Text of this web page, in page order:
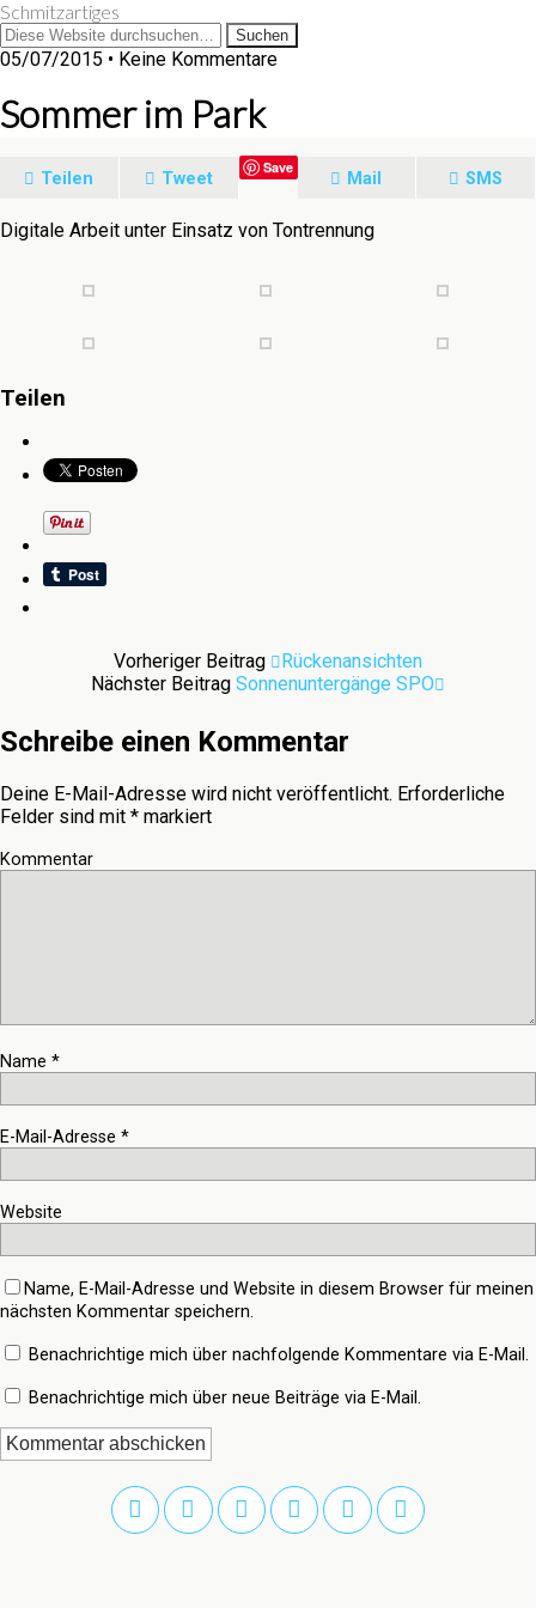
Schmitzartiges
05/07/2015 • Keine Kommentare
Sommer im Park
Teilen Tweet
Save
Mail SMS
Digitale Arbeit unter Einsatz von Tontrennung
Teilen
Vorheriger Beitrag
Rückenansichten
Nächster Beitrag Sonnenuntergänge SPO
Schreibe einen Kommentar
Deine E-Mail-Adresse wird nicht veröffentlicht. Erforderliche
Felder sind mit * markiert
Kommentar
Name *
E-Mail-Adresse *
Website
Name, E-Mail-Adresse und Website in diesem Browser für meinen
nächsten Kommentar speichern.
Benachrichtige mich über nachfolgende Kommentare via E-Mail.
Benachrichtige mich über neue Beiträge via E-Mail.